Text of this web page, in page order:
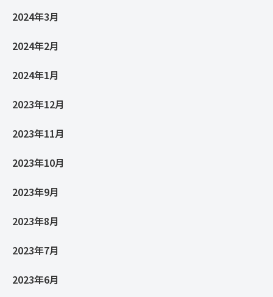
2024年3月
2024年2月
2024年1月
2023年12月
2023年11月
2023年10月
2023年9月
2023年8月
2023年7月
2023年6月